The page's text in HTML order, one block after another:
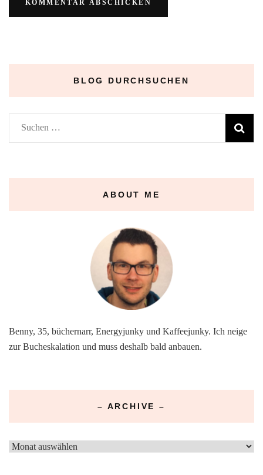
BLOG DURCHSUCHEN
Suchen
nach:
ABOUT ME
Benny, 35, büchernarr, Energyjunky und Kaffeejunky. Ich neige
zur Bucheskalation und muss deshalb bald anbauen.
– ARCHIVE –
–